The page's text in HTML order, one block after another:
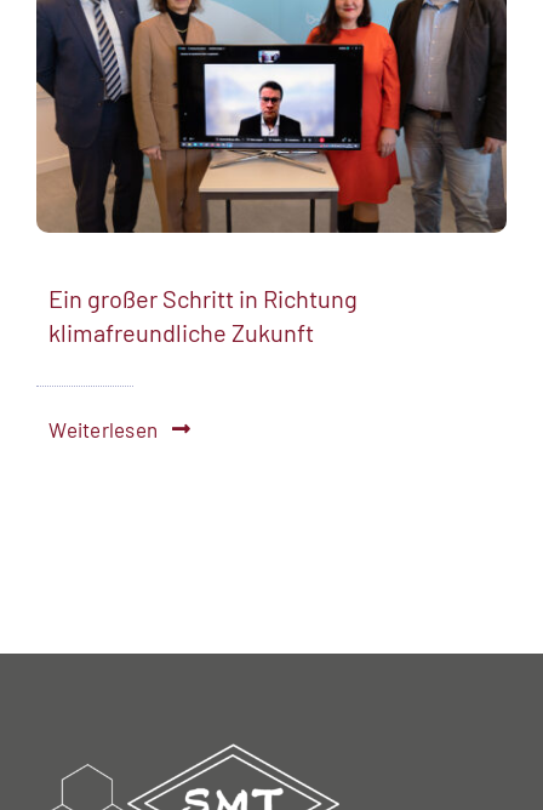
Ein großer Schritt in Richtung
klimafreundliche Zukunft
Weiterlesen